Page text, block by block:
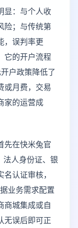
显：与个人收
险；与传统第
，误判率更
它的开户流程
户政策降低了
或月费，交易
家的运营成
先在快米兔官
法人身份证、银
认证审核，
业务需求配置
商城集成或自
无误后即可正